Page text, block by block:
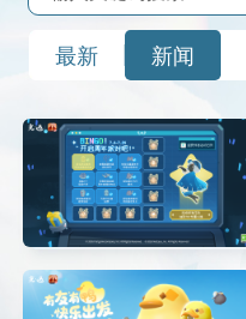
最新 新闻